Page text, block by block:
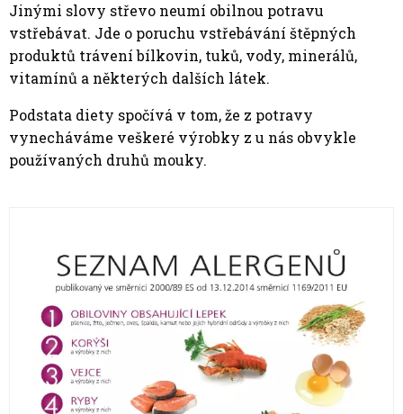
Jinými slovy střevo neumí obilnou potravu
vstřebávat. Jde o poruchu vstřebávání štěpných
produktů trávení bílkovin, tuků, vody, minerálů,
vitamínů a některých dalších látek.
Podstata diety spočívá v tom, že z potravy
vynecháváme veškeré výrobky z u nás obvykle
používaných druhů mouky.